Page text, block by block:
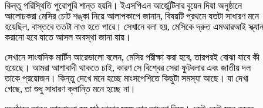
কিন্তু পরিস্থিতি পুরোপুরি শান্ত হয়নি। ইএসপিএন আর্জেন্টিনার বুয়েন দিয়া অনুষ্ঠানে
আলোচকরা মেসির চোট শঙ্কা নিয়ে আলাপকাপে জানান, বিষয়টি প্রথমে যতটা সাধারণ মনে
হয়েছিল, বাস্তবে ততটা নাও হতে পারে। সেখানে বলা হয়, মেসিকে দ্রুত এমআরআই স্ক্যান
করানো হবে যাতে আসল অবস্থা জানা যায়।
সেখানে সাংবাদিক মার্টিন আরেভালো বলেন, মেসির পরীক্ষা করা হবে, তারপরই বোঝা যাবে কী
হয়েছে। আমরা আশাবাদী থাকতে চাই, কারণ সে বিশ্বের সেরা ফুটবলার এবং জাতীয় দল
তাকে প্রয়োজন। কিন্তু দেখে মনে হচ্ছে মাংসপেশিতে কিছুটা সমস্যা আছে। যা দেখা
গেছে, তা শুধু সাধারণ ক্লান্তি মনে হচ্ছে না।